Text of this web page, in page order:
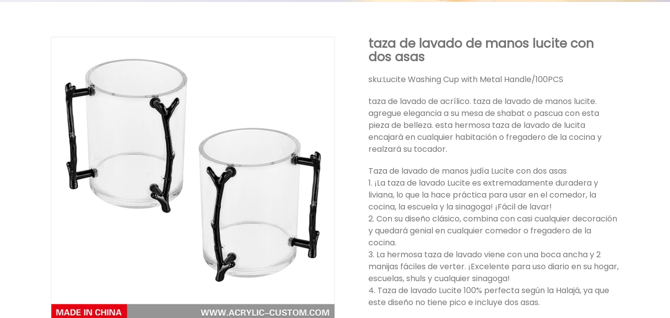
taza de lavado de manos lucite con
dos asas
sku:Lucite Washing Cup with Metal Handle/100PCS
taza de lavado de acrílico. taza de lavado de manos lucite.
agregue elegancia a su mesa de shabat o pascua con esta
pieza de belleza. esta hermosa taza de lavado de lucita
encajará en cualquier habitación o fregadero de la cocina y
realzará su tocador.
Taza de lavado de manos judía Lucite con dos asas
1. ¡La taza de lavado Lucite es extremadamente duradera y
liviana, lo que la hace práctica para usar en el comedor, la
cocina, la escuela y la sinagoga! ¡Fácil de lavar!
2. Con su diseño clásico, combina con casi cualquier decoración
y quedará genial en cualquier comedor o fregadero de la
cocina.
3. La hermosa taza de lavado viene con una boca ancha y 2
manijas fáciles de verter. ¡Excelente para uso diario en su hogar,
escuelas, shuls y cualquier sinagoga!
4. Taza de lavado Lucite 100% perfecta según la Halajá, ya que
este diseño no tiene pico e incluye dos asas.